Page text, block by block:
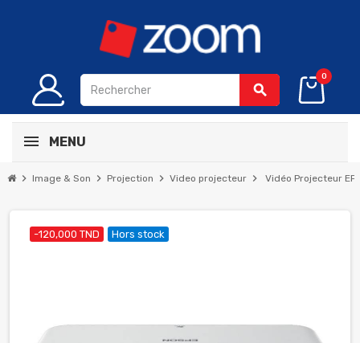
search
0
MENU
chevron_right Image & Son chevron_right Projection chevron_right Video projecteur chevron_right Vidéo Projecteur
-120,000 TND Hors stock